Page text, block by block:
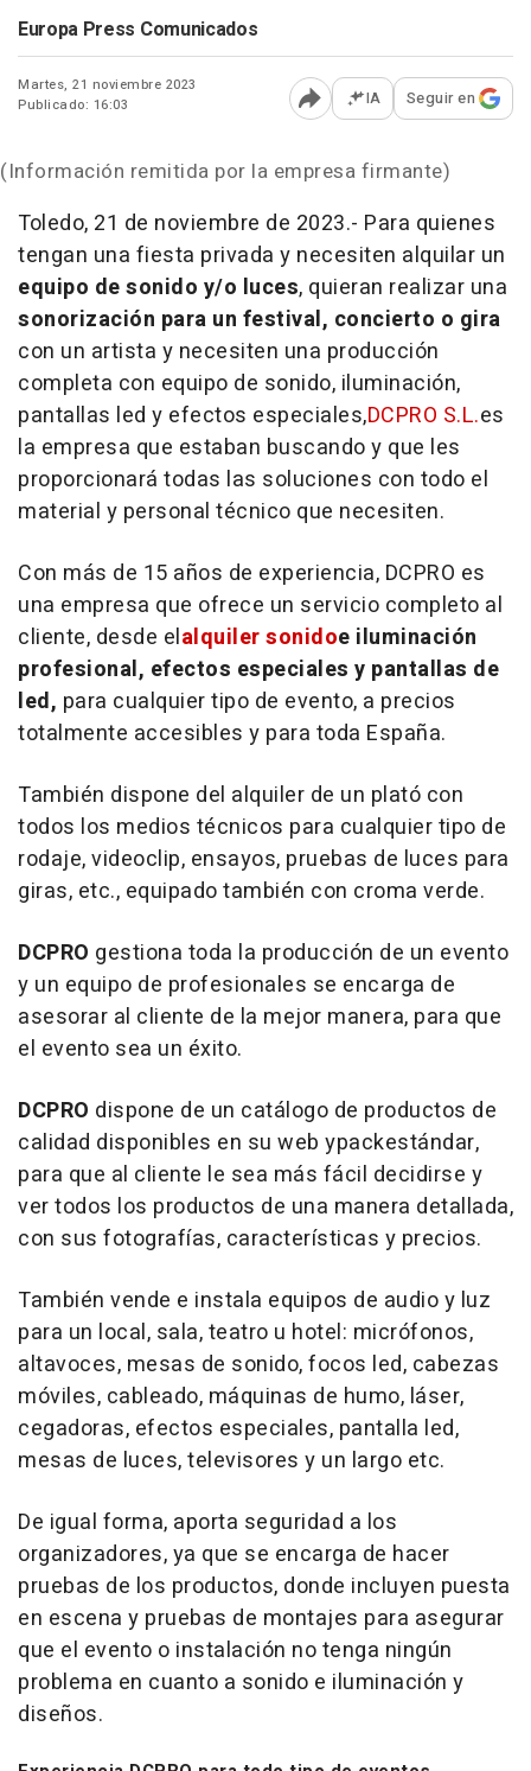
Europa Press Comunicados
Martes, 21 noviembre 2023
Publicado: 16:03
Abrir opciones para
IA Seguir en
(Información remitida por la empresa firmante)
Toledo, 21 de noviembre de 2023.- Para quienes
tengan una fiesta privada y necesiten alquilar un
equipo de sonido y/o luces, quieran realizar una
sonorización para un festival, concierto o gira
con un artista y necesiten una producción
completa con equipo de sonido, iluminación,
pantallas led y efectos especiales,DCPRO S.L.es
la empresa que estaban buscando y que les
proporcionará todas las soluciones con todo el
material y personal técnico que necesiten.
Con más de 15 años de experiencia, DCPRO es
una empresa que ofrece un servicio completo al
cliente, desde elalquiler sonidoe iluminación
profesional, efectos especiales y pantallas de
led, para cualquier tipo de evento, a precios
totalmente accesibles y para toda España.
También dispone del alquiler de un plató con
todos los medios técnicos para cualquier tipo de
rodaje, videoclip, ensayos, pruebas de luces para
giras, etc., equipado también con croma verde.
DCPRO gestiona toda la producción de un evento
y un equipo de profesionales se encarga de
asesorar al cliente de la mejor manera, para que
el evento sea un éxito.
DCPRO dispone de un catálogo de productos de
calidad disponibles en su web ypackestándar,
para que al cliente le sea más fácil decidirse y
ver todos los productos de una manera detallada,
con sus fotografías, características y precios.
También vende e instala equipos de audio y luz
para un local, sala, teatro u hotel: micrófonos,
altavoces, mesas de sonido, focos led, cabezas
móviles, cableado, máquinas de humo, láser,
cegadoras, efectos especiales, pantalla led,
mesas de luces, televisores y un largo etc.
De igual forma, aporta seguridad a los
organizadores, ya que se encarga de hacer
pruebas de los productos, donde incluyen puesta
en escena y pruebas de montajes para asegurar
que el evento o instalación no tenga ningún
problema en cuanto a sonido e iluminación y
diseños.